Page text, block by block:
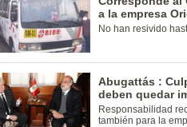
a la empresa
No han resivido
Abugattás :
deben quedar
Responsabilidad
también para la